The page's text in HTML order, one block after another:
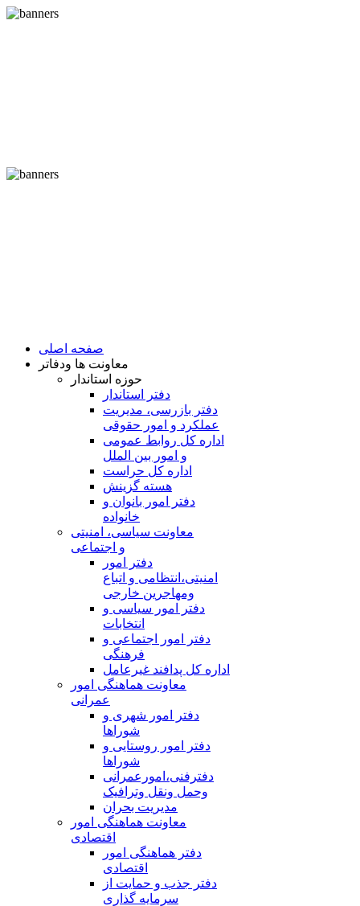
صفحه اصلی
معاونت ها ودفاتر
حوزه استاندار
دفتر استاندار
دفتر بازرسی، مدیریت
عملکرد و امور حقوقی
اداره کل روابط عمومی
و امور بین الملل
اداره کل حراست
هسته گزینش
دفتر امور بانوان و
خانواده
معاونت سیاسی، امنیتی
و اجتماعی
دفتر امور
امنيتی،انتظامی و اتباع
ومهاجرین خارجی
دفتر امور سیاسی و
انتخابات
دفتر امور اجتماعی و
فرهنگی
اداره کل پدافند غیرعامل
معاونت هماهنگی امور
عمرانی
دفتر امور شهری و
شوراها
دفتر امور روستایی و
شوراها
دفترفنی،امورعمرانی
وحمل ونقل وترافيک
مدیریت بحران
معاونت هماهنگی امور
اقتصادی
دفتر هماهنگی امور
اقتصادی
دفتر جذب و حمایت از
سرمایه گذاری